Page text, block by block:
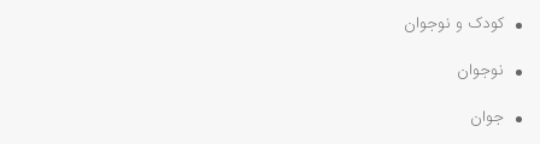
کودک و نوجوان
نوجوان
جوان